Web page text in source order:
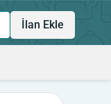
İlan Ekle